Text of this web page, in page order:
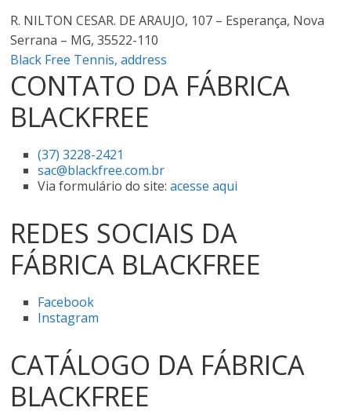
R. NILTON CESAR. DE ARAUJO, 107 – Esperança, Nova
Serrana – MG, 35522-110
Black Free Tennis, address
CONTATO DA FÁBRICA
BLACKFREE
(37) 3228-2421
sac@blackfree.com.br
Via formulário do site:acesse aqui
REDES SOCIAIS DA
FÁBRICA BLACKFREE
Facebook
Instagram
CATÁLOGO DA FÁBRICA
BLACKFREE